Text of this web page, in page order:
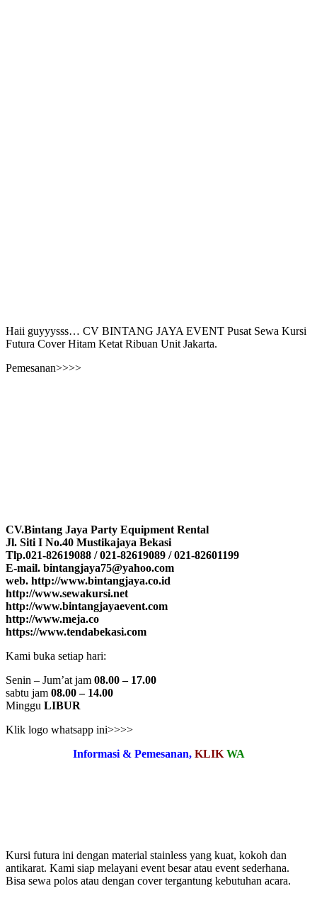
Haii guyyysss… CV BINTANG JAYA EVENT Pusat Sewa Kursi
Futura Cover Hitam Ketat Ribuan Unit Jakarta.
Pemesanan>>>>
CV.Bintang Jaya Party Equipment Rental
Jl. Siti I No.40 Mustikajaya Bekasi
Tlp.021-82619088 / 021-82619089 / 021-82601199
E-mail. bintangjaya75@yahoo.com
web. http://www.bintangjaya.co.id
http://www.sewakursi.net
http://www.bintangjayaevent.com
http://www.meja.co
https://www.tendabekasi.com
Kami buka setiap hari:
Senin – Jum’at jam 08.00 – 17.00
sabtu jam 08.00 – 14.00
Minggu LIBUR
Klik logo whatsapp ini>>>>
Informasi & Pemesanan, KLIK WA
Kursi futura ini dengan material stainless yang kuat, kokoh dan
antikarat. Kami siap melayani event besar atau event sederhana.
Bisa sewa polos atau dengan cover tergantung kebutuhan acara.